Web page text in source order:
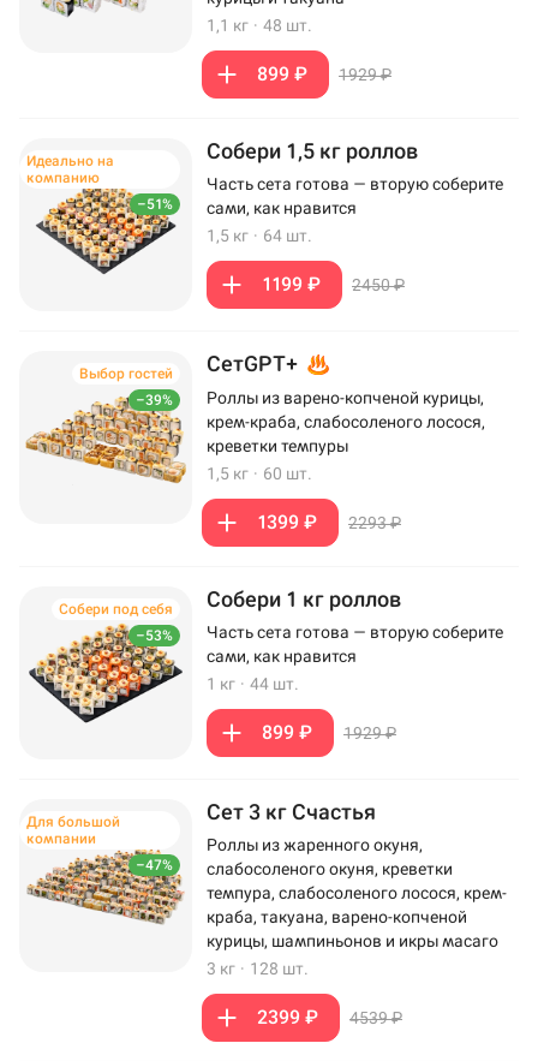
1,1 кг · 48 шт.
899 ₽ 1929 ₽
–51%
Идеально на
компанию
Собери 1,5 кг роллов
Часть сета готова — вторую соберите
сами, как нравится
1,5 кг · 64 шт.
1199 ₽ 2450 ₽
–39%
Выбор гостей СетGPT+
Роллы из варено-копченой курицы,
крем-краба, слабосоленого лосося,
креветки темпуры
1,5 кг · 60 шт.
1399 ₽ 2293 ₽
–53%
Собери под себя Собери 1 кг роллов
Часть сета готова — вторую соберите
сами, как нравится
1 кг · 44 шт.
899 ₽ 1929 ₽
–47%
Для большой
компании
Сет 3 кг Счастья
Роллы из жаренного окуня,
слабосоленого окуня, креветки
темпура, слабосоленого лосося, крем-
краба, такуана, варено-копченой
курицы, шампиньонов и икры масаго
3 кг · 128 шт.
2399 ₽ 4539 ₽